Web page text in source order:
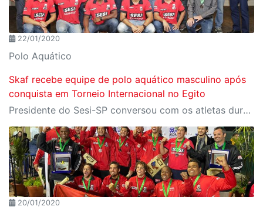
22/01/2020
Polo Aquático
Skaf recebe equipe de polo aquático masculino após
conquista em Torneio Internacional no Egito
Presidente do Sesi-SP conversou com os atletas durante almoço na sede da Fiesp
20/01/2020